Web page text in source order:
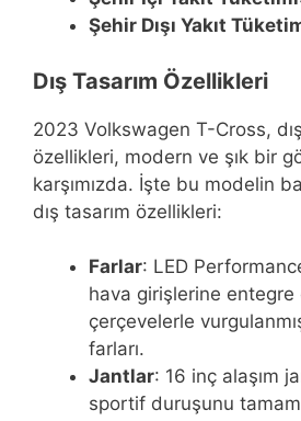
Şehir Dışı Yakıt
Dış Tasarım Özellikleri
2023 Volkswagen T-Cross,
özellikleri, modern ve şık bir
karşımızda. İşte bu modelin
dış tasarım özellikleri:
Farlar: LED
hava girişlerine
çerçevelerle
farları.
Jantlar: 16 inç alaşım
sportif duruşunu